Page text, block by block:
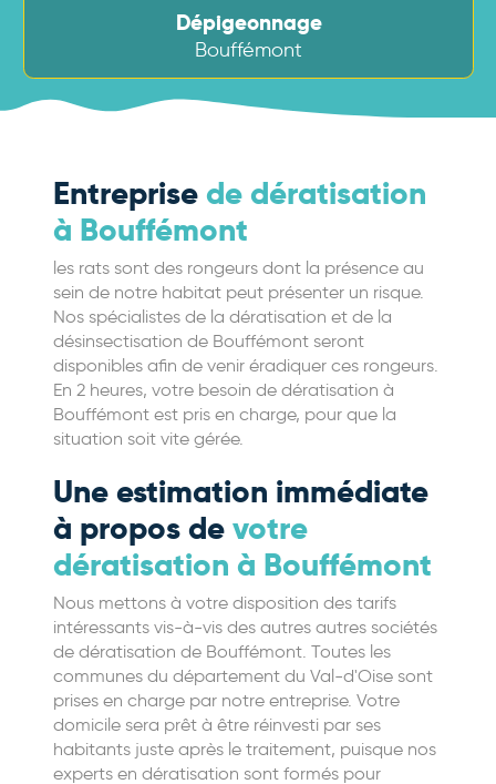
Dépigeonnage
Bouffémont
Entreprise de dératisation
à Bouffémont
les rats sont des rongeurs dont la présence au
sein de notre habitat peut présenter un risque.
Nos spécialistes de la dératisation et de la
désinsectisation de Bouffémont seront
disponibles afin de venir éradiquer ces rongeurs.
En 2 heures, votre besoin de dératisation à
Bouffémont est pris en charge, pour que la
situation soit vite gérée.
Une estimation immédiate
à propos de votre
dératisation à Bouffémont
Nous mettons à votre disposition des tarifs
intéressants vis-à-vis des autres autres sociétés
de dératisation de Bouffémont. Toutes les
communes du département du Val-d'Oise sont
prises en charge par notre entreprise. Votre
domicile sera prêt à être réinvesti par ses
habitants juste après le traitement, puisque nos
experts en dératisation sont formés pour